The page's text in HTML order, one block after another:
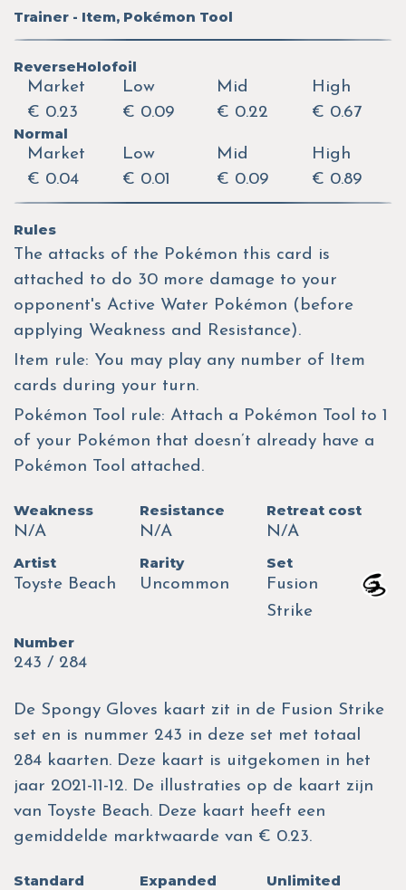
Trainer - Item, Pokémon Tool
ReverseHolofoil
Market
€ 0.23
Low
€ 0.09
Mid
€ 0.22
High
€ 0.67
Normal
Market
€ 0.04
Low
€ 0.01
Mid
€ 0.09
High
€ 0.89
Rules
The attacks of the Pokémon this card is
attached to do 30 more damage to your
opponent's Active Water Pokémon (before
applying Weakness and Resistance).
Item rule: You may play any number of Item
cards during your turn.
Pokémon Tool rule: Attach a Pokémon Tool to 1
of your Pokémon that doesn’t already have a
Pokémon Tool attached.
Weakness
N/A
Resistance
N/A
Retreat cost
N/A
Artist
Toyste Beach
Rarity
Uncommon
Set
Fusion
Strike
Number
243 / 284
De Spongy Gloves kaart zit in de Fusion Strike
set en is nummer 243 in deze set met totaal
284 kaarten. Deze kaart is uitgekomen in het
jaar 2021-11-12. De illustraties op de kaart zijn
van Toyste Beach. Deze kaart heeft een
gemiddelde marktwaarde van € 0.23.
Standard
Expanded
Unlimited